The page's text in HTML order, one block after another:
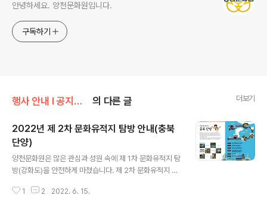
안녕하세요. 양천문화원입니다.
구독하기
행사 안내 Ι 공지사항/문화유적지 탐방안내 의 다른 글 더보기
2022년 제 2차 문화유적지 탐방 안내(충북
단양)
양천문화원은 많은 관심과 성원 속에 제 1차 문화유적지 탐
방(강화도)을 안전하게 마쳤습니다. 제 2차 문화유적지 탐
늘부터 접수 시작이오니 구민, 회원 여러분의 많은 관심과
1 2 2022. 6. 15.